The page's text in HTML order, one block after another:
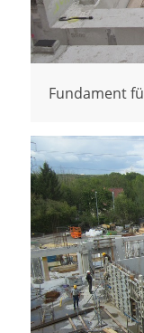
Fundament